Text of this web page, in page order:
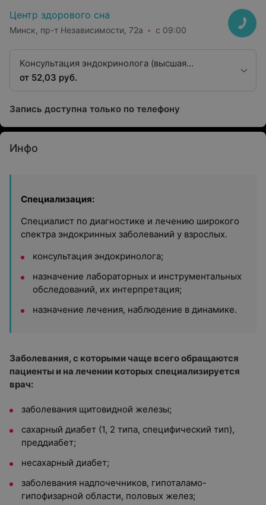
Центр здорового сна
Минск, пр-т Независимости, 72а с 09:00
Консультация эндокринолога (высшая
категория)
от 52,03 руб.
Запись доступна только по телефону
Инфо
Специализация:
Специалист по диагностике и лечению широкого
спектра эндокринных заболеваний у взрослых.
консультация эндокринолога;
назначение лабораторных и инструментальных
обследований, их интерпретация;
назначение лечения, наблюдение в динамике.
Заболевания, с которыми чаще всего обращаются
пациенты и на лечении которых специализируется
врач:
заболевания щитовидной железы;
сахарный диабет (1, 2 типа, специфический тип),
преддиабет;
несахарный диабет;
заболевания надпочечников, гипоталамо-
гипофизарной области, половых желез;